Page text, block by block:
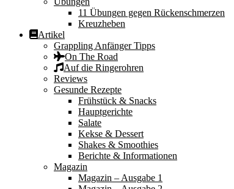
11 Übungen gegen Rückenschmerzen
Kreuzheben
Artikel
Grappling Anfänger Tipps
On The Road
Auf die Ringerohren
Reviews
Gesunde Rezepte
Frühstück & Snacks
Hauptgerichte
Salate
Kekse & Dessert
Shakes & Smoothies
Berichte & Informationen
Magazin
Magazin – Ausgabe 1